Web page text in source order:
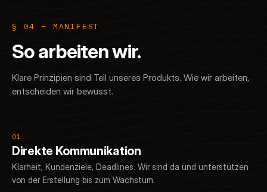
§ 04 – MANIFEST
So arbeiten wir.
Klare Prinzipien sind Teil unseres Produkts. Wie wir arbeiten,
entscheiden wir bewusst.
01
Direkte Kommunikation
Klarheit, Kundenziele, Deadlines. Wir sind da und unterstützen
von der Erstellung bis zum Wachstum.